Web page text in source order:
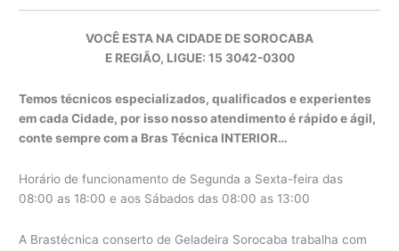
VOCÊ ESTA NA CIDADE DE SOROCABA
E REGIÃO, LIGUE: 15 3042-0300
Temos técnicos especializados, qualificados e experientes
em cada Cidade, por isso nosso atendimento é rápido e ágil,
conte sempre com a Bras Técnica INTERIOR…
Horário de funcionamento de Segunda a Sexta-feira das
08:00 as 18:00 e aos Sábados das 08:00 as 13:00
A Brastécnica conserto de Geladeira Sorocaba trabalha com